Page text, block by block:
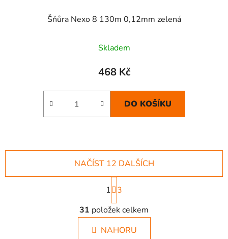
Šňůra Nexo 8 130m 0,12mm zelená
Skladem
468 Kč
DO KOŠÍKU
O
v
l
á
NAČÍST 12 DALŠÍCH
S
t
r
á
n
k
1
3
31 položek celkem
NAHORU